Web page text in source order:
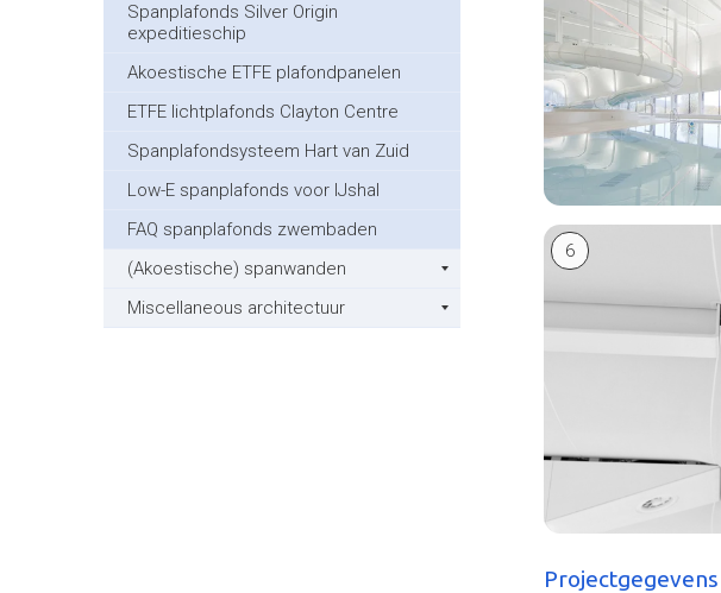
Spanplafonds Silver Origin
expeditieschip
Akoestische ETFE plafondpanelen
ETFE lichtplafonds Clayton Centre
Spanplafondsysteem Hart van Zuid
Low-E spanplafonds voor IJshal
FAQ spanplafonds zwembaden
(Akoestische) spanwanden
Miscellaneous architectuur
6
Projectgegevens